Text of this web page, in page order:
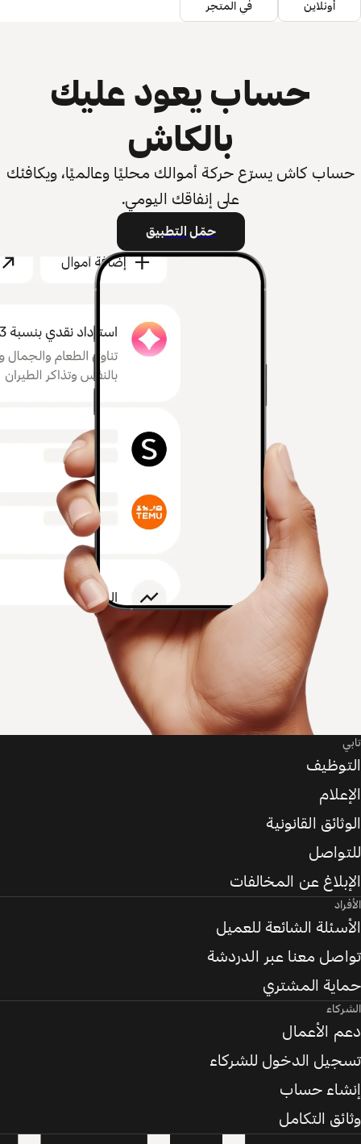
أونلاين في المتجر
حساب يعود عليك
بالكاش
حساب كاش يسرّع حركة أموالك محليًا وعالميًا، ويكافئك
على إنفاقك اليومي.
حمّل التطبيق
تابي
التوظيف
الإعلام
الوثائق القانونية
للتواصل
الإبلاغ عن المخالفات
الأفراد
الأسئلة الشائعة للعميل
تواصل معنا عبر الدردشة
حماية المشتري
الشركاء
دعم الأعمال
تسجيل الدخول للشركاء
إنشاء حساب
وثائق التكامل